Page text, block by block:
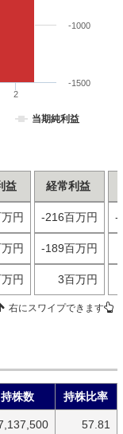
当期純利益
2
-1500
-1000
益
円
円
円
経常利益
-216百万円
-189百万円
3百万円
-
右にスワイプできます
持株数 持株比率
57.81